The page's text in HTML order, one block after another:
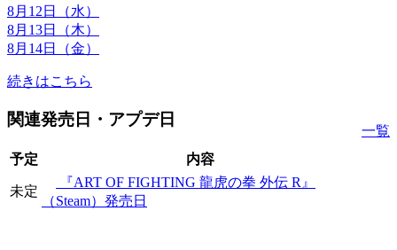
8月12日（水）
8月13日（木）
8月14日（金）
続きはこちら
一覧
関連発売日・アプデ日
予定 内容
未定
『ART OF FIGHTING 龍虎の拳 外伝 R』
（Steam）発売日